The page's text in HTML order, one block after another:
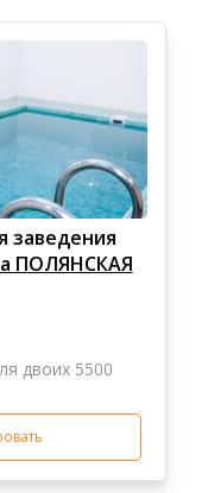
заведения
ПОЛЯНСКАЯ
двоих 5500